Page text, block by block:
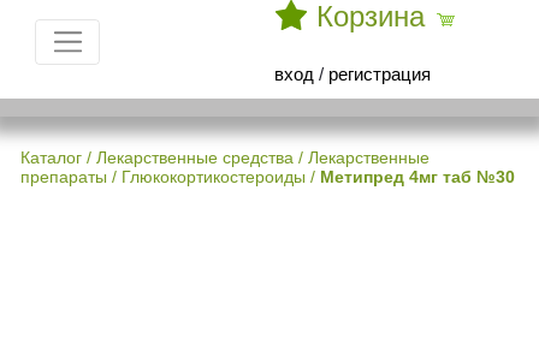
Корзина
вход / регистрация
Каталог / Лекарственные средства / Лекарственные
препараты / Глюкокортикостероиды / Метипред 4мг таб №30